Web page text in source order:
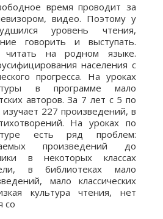
время проводит за
видео. Поэтому у
уровень чтения,
говорить и выступать.
читать на родном языке.
населения с
прогресса. На уроках
в программе мало
авторов. За 7 лет с 5 по
227 произведений, в
На уроках по
есть ряд проблем:
произведений до
в некоторых классах
в библиотеках мало
мало классических
культура чтения, нет
со